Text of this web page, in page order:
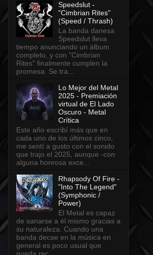
Speedslut -
"Cimbrian Rites"
(Speed / Thrash)
La banda danesa
Speedslut lleva
tiempo anunciando un álbum
completo, y con "Cimbrian
Rites" finalmente cumplen la
promesa. Se tra...
Lo Mejor del Metal
2025 - Premiación
virtual de El Lado
Oscuro - Metal
Crítica
Este año escribí más que en
cada uno de los últimos cinco,
me sentí a gusto con el sonido
que trajo el 2025, aunque -con
alguna honrosa exce...
Rhapsody Of Fire -
"Into The Legend"
(Symphonic /
Power)
El Metal es capaz
de sanarse a él mismo gracias a
su naturaleza. Cuando una
banda decae en la música en
general es poco usual que
pueda rec...